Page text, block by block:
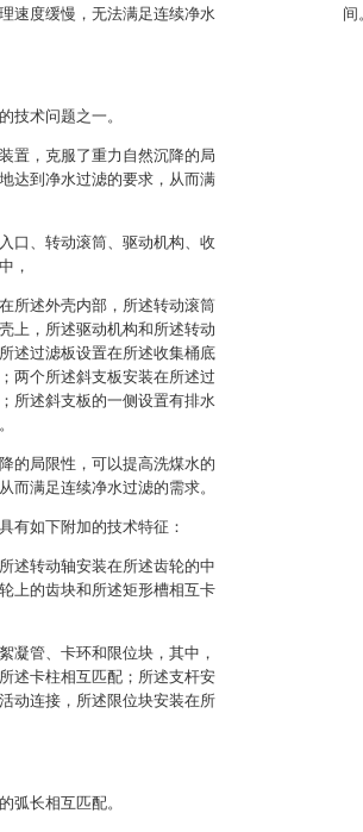
速度缓慢，无法满足连续净水
技术问题之一。
置，克服了重力自然沉降的局
达到净水过滤的要求，从而满
口、转动滚筒、驱动机构、收
，
所述外壳内部，所述转动滚筒
上，所述驱动机构和所述转动
述过滤板设置在所述收集桶底
两个所述斜支板安装在所述过
所述斜支板的一侧设置有排水
的局限性，可以提高洗煤水的
而满足连续净水过滤的需求。
有如下附加的技术特征：
述转动轴安装在所述齿轮的中
上的齿块和所述矩形槽相互卡
凝管、卡环和限位块，其中，
述卡柱相互匹配；所述支杆安
动连接，所述限位块安装在所
弧长相互匹配。
间